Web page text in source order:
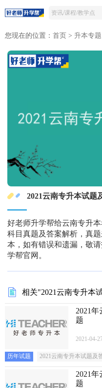
您现在的位置： 首页 > 升本专题
2021云南专升本试题
好老师升学帮给云南专升
科目真题及答案解析，真
本，如有错误和遗漏，敬
学帮官网。
相关"2021云南专升本
2021
题
2021-04-
历年试题 2021云南专升本试题及
2021
题